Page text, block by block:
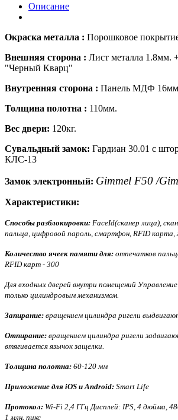
Описание
Окраска металла : Порошковое
Внешняя сторона : Лист металла 1.8мм.
"Черный Кварц"
Внутренняя сторона : Панель МДФ
Толщина полотна : 110мм.
Вес двери: 120кг.
Сувальдный замок: Гардиан 30.01 с
КЛС-13
Замок электронный: Gimmel F50 /
Характеристики:
Способы разблокировки: FaceId(сканер лица),
пальца, цифровой пароль, смартфон, RFID карта,
Количество ячеек памяти для: отпечатков
RFID карт - 300
Для входных дверей внутри помещений
только цилиндровым механизмом.
Запирание: вращением цилиндра ригели
Отпирание: вращением цилиндра ригели
втягивается язычок защелки.
Толщина полотна: 60-120 мм
Приложение для iOS и Android: Smart Life
Протокол: Wi-Fi 2,4 ГГц Дисплей: IPS, 4 дюйма,
1 млн. пикс